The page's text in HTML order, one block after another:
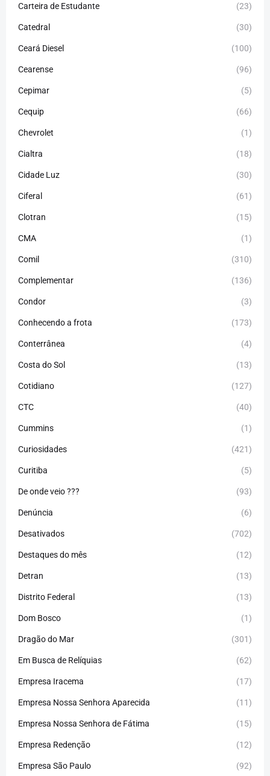
Carteira de Estudante (23)
Catedral (30)
Ceará Diesel (100)
Cearense (96)
Cepimar (5)
Cequip (66)
Chevrolet (1)
Cialtra (18)
Cidade Luz (30)
Ciferal (61)
Clotran (15)
CMA (1)
Comil (310)
Complementar (136)
Condor (3)
Conhecendo a frota (173)
Conterrânea (4)
Costa do Sol (13)
Cotidiano (127)
CTC (40)
Cummins (1)
Curiosidades (421)
Curitiba (5)
De onde veio ??? (93)
Denúncia (6)
Desativados (702)
Destaques do mês (12)
Detran (13)
Distrito Federal (13)
Dom Bosco (1)
Dragão do Mar (301)
Em Busca de Relíquias (62)
Empresa Iracema (17)
Empresa Nossa Senhora Aparecida (11)
Empresa Nossa Senhora de Fátima (15)
Empresa Redenção (12)
Empresa São Paulo (92)